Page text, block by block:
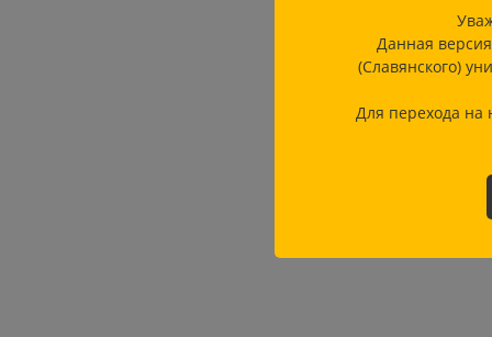
Данная
(Славянского)
Для перехода на